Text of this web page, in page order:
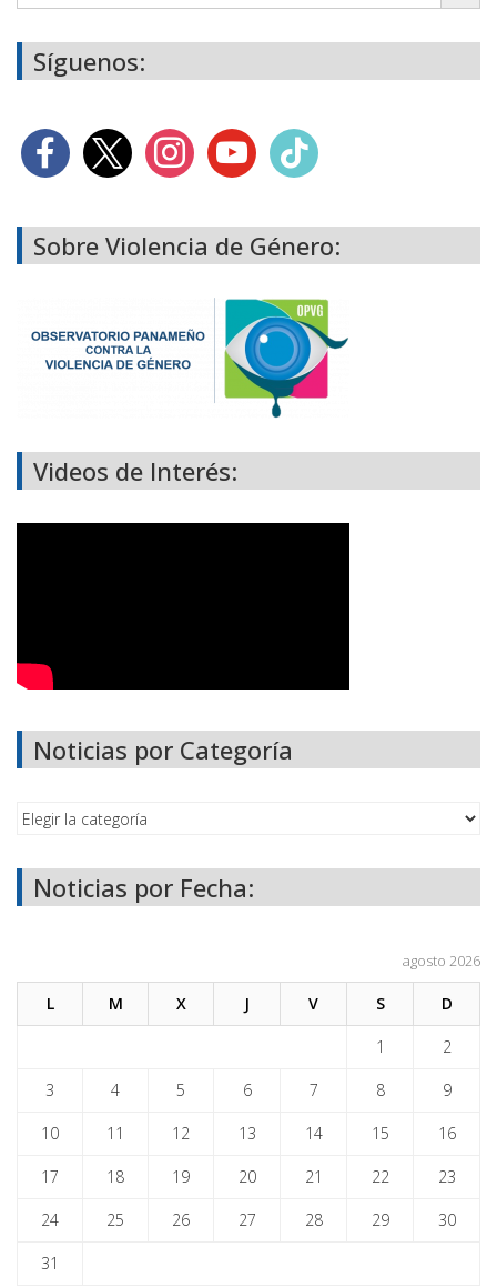
Síguenos:
Sobre Violencia de Género:
Videos de Interés:
Noticias por Categoría
Noticias por Fecha:
agosto 2026
L M X J V S D
1 2
3 4 5 6 7 8 9
10 11 12 13 14 15 16
17 18 19 20 21 22 23
24 25 26 27 28 29 30
31